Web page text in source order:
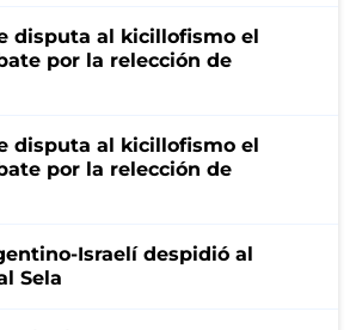
disputa al kicillofismo el
por la relección de
disputa al kicillofismo el
por la relección de
Israelí despidió al
Sela